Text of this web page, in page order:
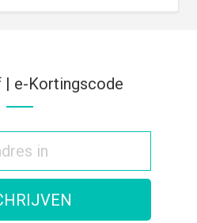
| e-Kortingscode